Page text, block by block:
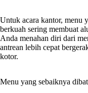
Untuk acara kantor, menu
berkuah sering membuat
Anda menahan diri dari
antrean lebih cepat
kotor.
Menu yang sebaiknya